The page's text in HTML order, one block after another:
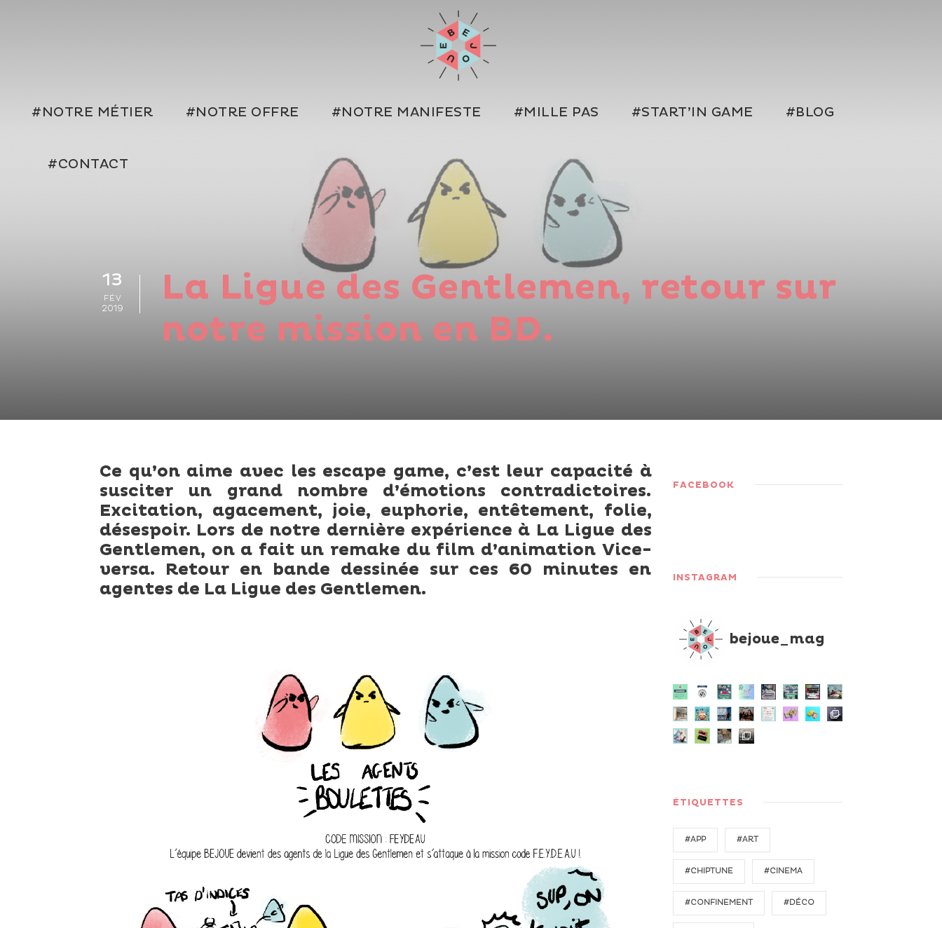
#NOTRE MÉTIER #NOTRE OFFRE #NOTRE MANIFESTE #MILLE PAS #START’IN GAME #BLOG
#CONTACT
13
FÉV
2019
La Ligue des Gentlemen, retour sur
notre mission en BD.
Ce qu’on aime avec les escape game, c’est leur capacité à
susciter un grand nombre d’émotions contradictoires.
Excitation, agacement, joie, euphorie, entêtement, folie,
désespoir. Lors de notre dernière expérience à La Ligue des
Gentlemen, on a fait un remake du film d’animation Vice-
versa. Retour en bande dessinée sur ces 60 minutes en
agentes de La Ligue des Gentlemen.
FACEBOOK
INSTAGRAM
bejoue_mag
ÉTIQUETTES
#APP #ART
#CHIPTUNE #CINEMA
#CONFINEMENT #DÉCO